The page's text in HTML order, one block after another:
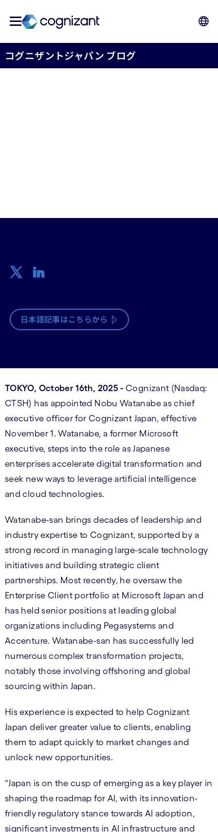
コグニザントジャパン ブログ
日本語記事はこちらから
TOKYO, October 16th, 2025 - Cognizant (Nasdaq:
CTSH) has appointed Nobu Watanabe as chief
executive officer for Cognizant Japan, effective
November 1. Watanabe, a former Microsoft
executive, steps into the role as Japanese
enterprises accelerate digital transformation and
seek new ways to leverage artificial intelligence
and cloud technologies.
Watanabe-san brings decades of leadership and
industry expertise to Cognizant, supported by a
strong record in managing large-scale technology
initiatives and building strategic client
partnerships. Most recently, he oversaw the
Enterprise Client portfolio at Microsoft Japan and
has held senior positions at leading global
organizations including Pegasystems and
Accenture. Watanabe-san has successfully led
numerous complex transformation projects,
notably those involving offshoring and global
sourcing within Japan.
His experience is expected to help Cognizant
Japan deliver greater value to clients, enabling
them to adapt quickly to market changes and
unlock new opportunities.
“Japan is on the cusp of emerging as a key player in
shaping the roadmap for AI, with its innovation-
friendly regulatory stance towards AI adoption,
significant investments in AI infrastructure and